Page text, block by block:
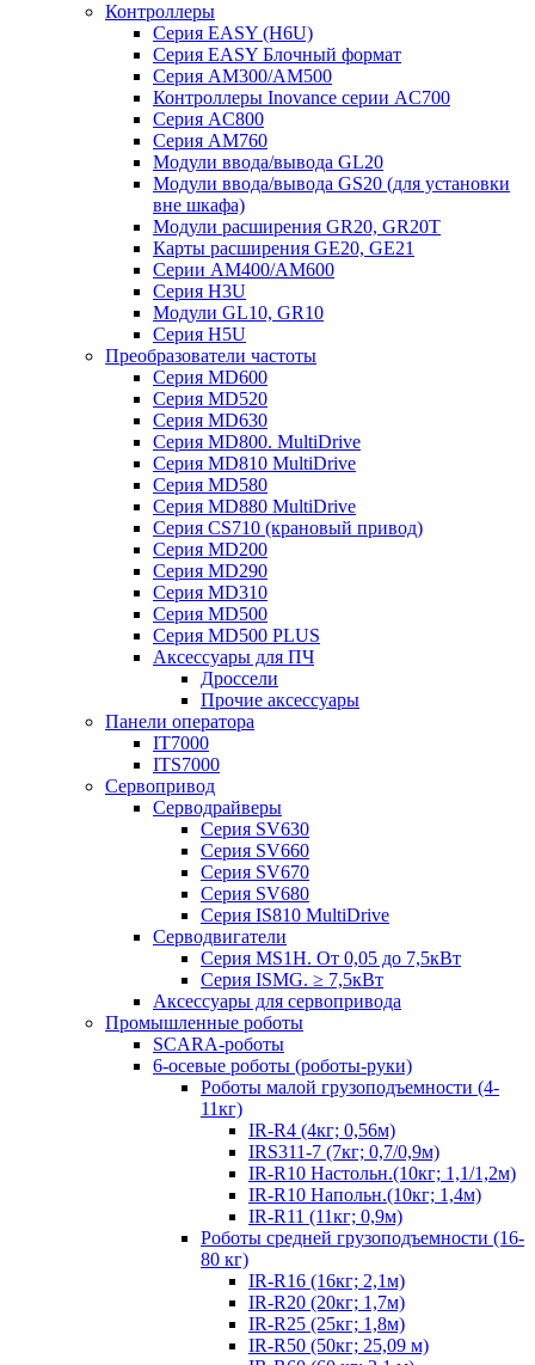
Контроллеры
Серия EASY (H6U)
Серия EASY Блочный формат
Серия AM300/AM500
Контроллеры Inovance серии AC700
Серия AC800
Серия AM760
Модули ввода/вывода GL20
Модули ввода/вывода GS20 (для установки
вне шкафа)
Модули расширения GR20, GR20T
Карты расширения GE20, GE21
Серии AM400/AM600
Серия H3U
Модули GL10, GR10
Серия H5U
Преобразователи частоты
Серия MD600
Серия MD520
Серия MD630
Серия MD800. MultiDrive
Серия MD810 MultiDrive
Серия MD580
Серия MD880 MultiDrive
Серия CS710 (крановый привод)
Серия MD200
Серия MD290
Серия MD310
Серия MD500
Серия MD500 PLUS
Аксессуары для ПЧ
Дроссели
Прочие аксессуары
Панели оператора
IT7000
ITS7000
Сервопривод
Серводрайверы
Серия SV630
Серия SV660
Серия SV670
Серия SV680
Серия IS810 MultiDrive
Серводвигатели
Серия MS1H. От 0,05 до 7,5кВт
Серия ISMG. ≥ 7,5кВт
Аксессуары для сервопривода
Промышленные роботы
SCARA-роботы
6-осевые роботы (роботы-руки)
Роботы малой грузоподъемности (4-
11кг)
IR-R4 (4кг; 0,56м)
IRS311-7 (7кг; 0,7/0,9м)
IR-R10 Настольн.(10кг; 1,1/1,2м)
IR-R10 Напольн.(10кг; 1,4м)
IR-R11 (11кг; 0,9м)
Роботы средней грузоподъемности (16-
80 кг)
IR-R16 (16кг; 2,1м)
IR-R20 (20кг; 1,7м)
IR-R25 (25кг; 1,8м)
IR-R50 (50кг; 25,09 м)